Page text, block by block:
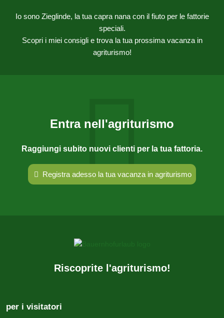
Io sono Zieglinde, la tua capra nana con il fiuto per le fattorie
speciali.
Scopri i miei consigli e trova la tua prossima vacanza in
agriturismo!
Entra nell'agriturismo
Raggiungi subito nuovi clienti per la tua fattoria.
Registra adesso la tua vacanza in agriturismo
Riscoprite l'agriturismo!
per i visitatori